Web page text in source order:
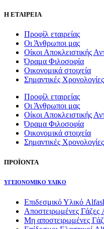
Η ΕΤΑΙΡΕΙΑ
Προφίλ εταιρείας
Οι Άνθρωποι μας
Οίκοι Αποκλειστικής
Όραμα Φιλοσοφία
Οικονομικά στοιχεία
Σημαντικές Χρονολογίες
Προφίλ εταιρείας
Οι Άνθρωποι μας
Οίκοι Αποκλειστικής
Όραμα Φιλοσοφία
Οικονομικά στοιχεία
Σημαντικές Χρονολογίες
ΠΡΟΪΟΝΤΑ
ΥΓΕΙΟΝΟΜΙΚΟ ΥΛΙΚΟ
Επιδεσμικό Υλικό
Αποστειρωμένες Γάζες
Μη αποστειρωμένες